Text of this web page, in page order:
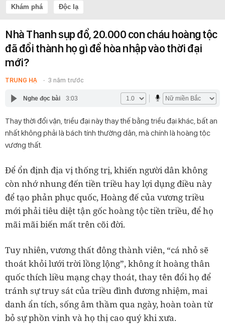
Khám phá Độc lạ
Nhà Thanh sụp đổ, 20.000 con cháu hoàng tộc
đã đổi thành họ gì để hòa nhập vào thời đại
mới?
TRUNG HẠ 3 năm trước
Nghe đọc bài 3:03
Thay thời đổi vận, triều đại này thay thế bằng triều đại khác, bất an
nhất không phải là bách tính thường dân, mà chính là hoàng tộc
vương thất.
Để ổn định địa vị thống trị, khiến người dân không
còn nhớ nhung đến tiền triều hay lợi dụng điều này
để tạo phản phục quốc, Hoàng đế của vương triều
mới phải tiêu diệt tận gốc hoàng tộc tiền triều, để họ
mãi mãi biến mất trên cõi đời.
Tuy nhiên, vương thất đông thành viên, “cá nhỏ sẽ
thoát khỏi lưới trời lồng lộng”, không ít hoàng thân
quốc thích liều mạng chạy thoát, thay tên đổi họ để
tránh sự truy sát của triều đình đương nhiệm, mai
danh ẩn tích, sống âm thầm qua ngày, hoàn toàn từ
bỏ sự phồn vinh và họ thị cao quý khi xưa.